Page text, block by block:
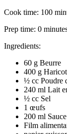
Cook time: 100
Prep time: 0
Ingredients:
60 g Beurre
400 g
½ cc Poudre
240 ml Lait
½ cc Sel
1 œufs
200 ml
Film